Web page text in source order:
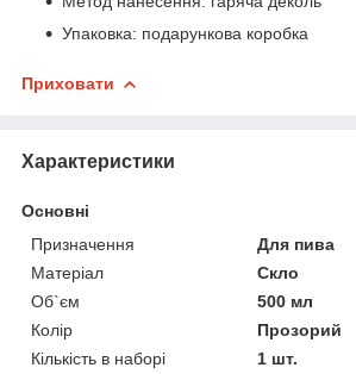
Упаковка: подарункова коробка
Приховати
Характеристики
Основні
Призначення
Для пива
Матеріал
Скло
Об`єм
500 мл
Колір
Прозорий
Кількість в наборі
1 шт.